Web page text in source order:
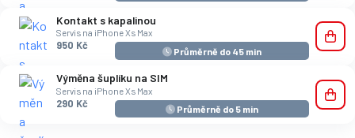
Kontakt s kapalinou
Servis na iPhone Xs Max
950 Kč
Průměrně do 45 min
Výměna šuplíku na SIM
Servis na iPhone Xs Max
290 Kč
Průměrně do 5 min